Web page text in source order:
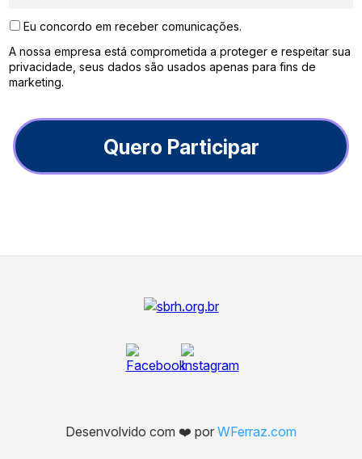
Eu concordo em receber comunicações.
A nossa empresa está comprometida a proteger e respeitar sua
privacidade, seus dados são usados apenas para fins de
marketing.
Quero Participar
Desenvolvido com ❤️ por WFerraz.com